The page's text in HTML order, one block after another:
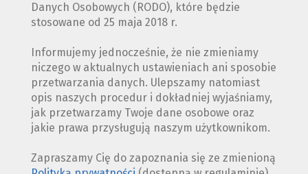
Danych Osobowych (RODO), które będzie
stosowane od 25 maja 2018 r.
Informujemy jednocześnie, że nie zmieniamy
niczego w aktualnych ustawieniach ani sposobie
przetwarzania danych. Ulepszamy natomiast
opis naszych procedur i dokładniej wyjaśniamy,
jak przetwarzamy Twoje dane osobowe oraz
jakie prawa przysługują naszym użytkownikom.
Zapraszamy Cię do zapoznania się ze zmienioną